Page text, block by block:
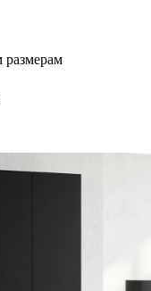
размерам